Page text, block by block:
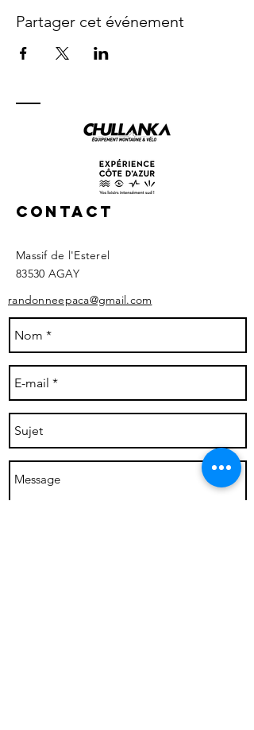
Partager cet événement
Contact
Massif de l'Esterel
83530 AGAY ​
randonneepaca@gmail.com